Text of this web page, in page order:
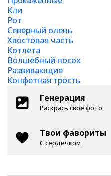
Кли
Рот
Северный олень
Хвостовая часть
Котлета
Волшебный посох
Развивающие
Конфетная трость
Генерация
Раскрась свое фото
Твои фавориты
С сердечком